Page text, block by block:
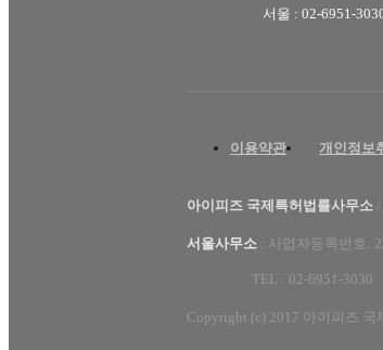
서울 : 02-6951-
이용약관 개인정보
아이피즈 국제특허법률사무소 /
서울사무소 : 사업자등록번호:
TEL : 02-6951-
Copyright (c) 2017 아이피즈 국